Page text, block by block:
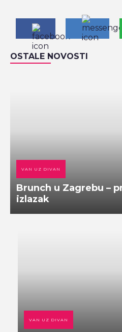
OSTALE NOVOSTI
VAN UZ DIVAN
Brunch u Zagrebu –
izlazak
VAN UZ DIVAN